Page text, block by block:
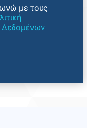
με τους
Δεδομένων